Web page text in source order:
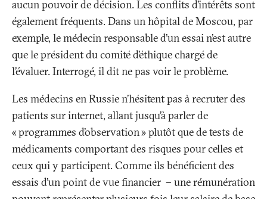
aucun pouvoir de décision. Les conflits d’intérêts sont
également fréquents. Dans un hôpital de Moscou, par
exemple, le médecin responsable d’un essai n’est autre
que le président du comité d’éthique chargé de
l’évaluer. Interrogé, il dit ne pas voir le problème.
Les médecins en Russie n’hésitent pas à recruter des
patients sur internet, allant jusqu’à parler de
«programmes d’observation» plutôt que de tests de
médicaments comportant des risques pour celles et
ceux qui y participent. Comme ils bénéficient des
essais d’un point de vue financier – une rémunération